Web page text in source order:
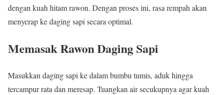
dengan kuah hitam rawon. Dengan proses ini, rasa rempah akan
menyerap ke daging sapi secara optimal.
Memasak Rawon Daging Sapi
Masukkan daging sapi ke dalam bumbu tumis, aduk hingga
tercampur rata dan meresap. Tuangkan air secukupnya agar kuah